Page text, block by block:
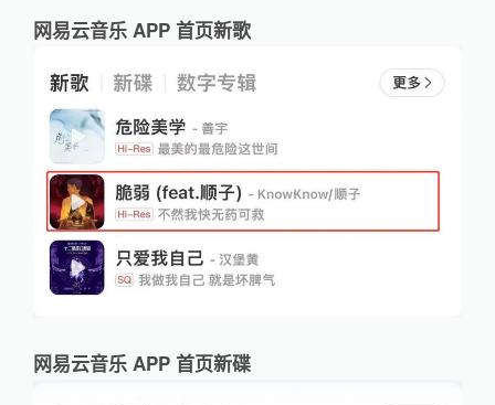
网易云音乐 APP 首页新歌
网易云音乐 APP 首页新碟